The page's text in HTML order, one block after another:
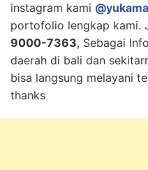
instagram kami
portofolio lengkap kami.
9000-7363, Sebagai
daerah di bali dan
bisa langsung melayani
thanks